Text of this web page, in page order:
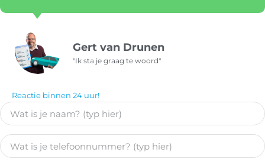
Gert van Drunen
"Ik sta je graag te woord"
Reactie binnen 24 uur!